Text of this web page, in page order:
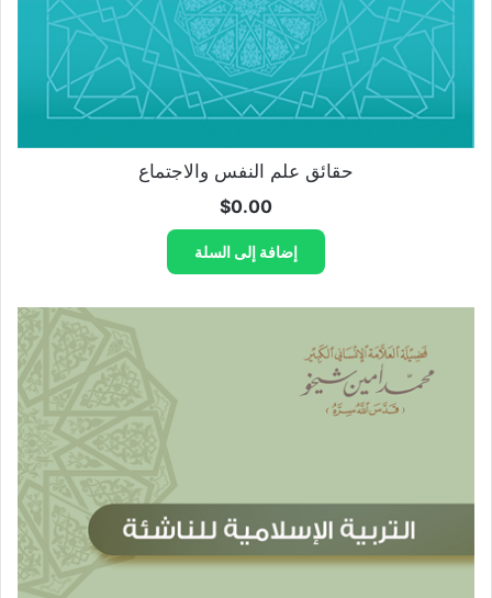
حقائق علم النفس والاجتماع
$0.00
إضافة إلى السلة